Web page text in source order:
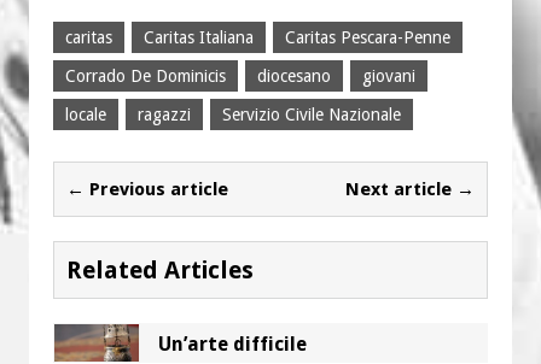
caritas Caritas Italiana
Caritas Pescara-Penne
Corrado De Dominicis
diocesano
giovani
locale
ragazzi Servizio Civile Nazionale
← Previous article Next article →
Related Articles
Un’arte difficile